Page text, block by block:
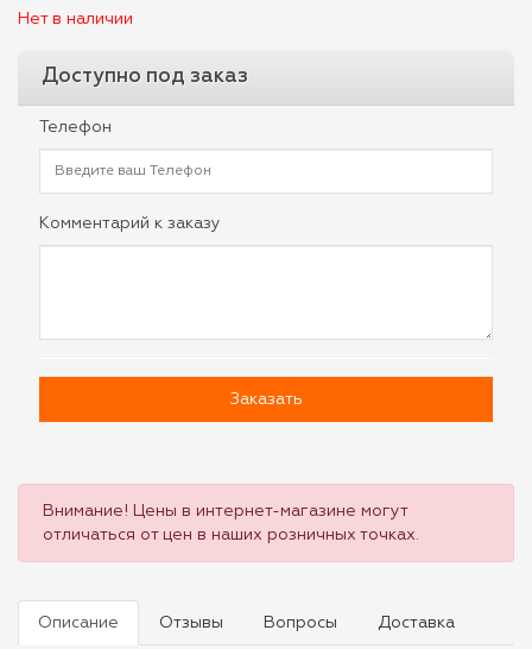
Нет в наличии
Доступно под заказ
Телефон
Комментарий к заказу
Заказать
Внимание! Цены в интернет-магазине могут
отличаться от цен в наших розничных точках.
Описание Отзывы Вопросы Доставка